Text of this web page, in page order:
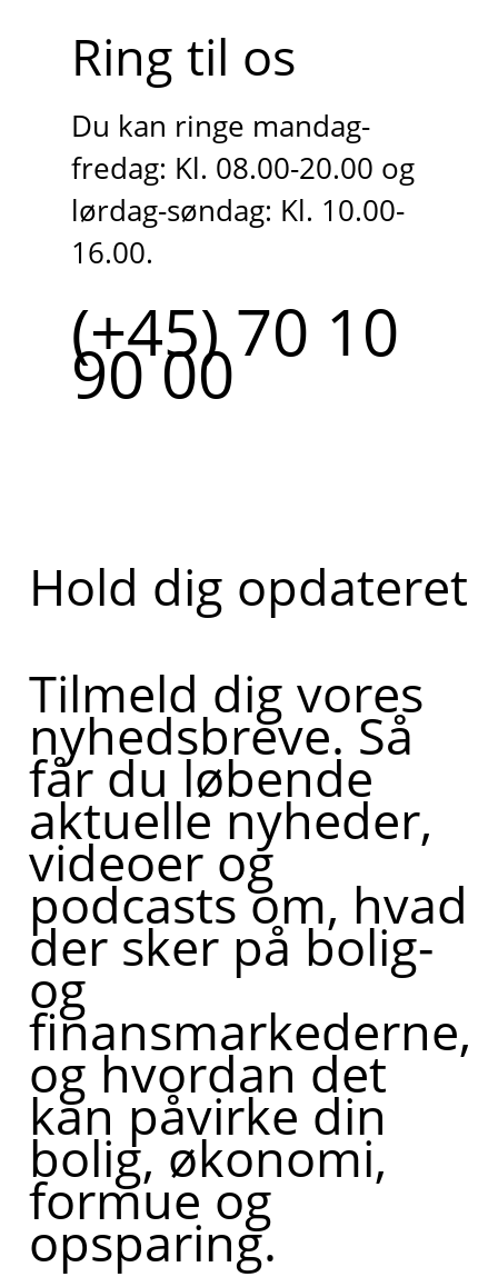
Ring til os
Du kan ringe mandag-
fredag: Kl. 08.00-20.00 og
lørdag-søndag: Kl. 10.00-
16.00.
(+45) 70 10
90 00
Hold dig opdateret
Tilmeld dig vores
nyhedsbreve. Så
får du løbende
aktuelle nyheder,
videoer og
podcasts om, hvad
der sker på bolig-
og
finansmarkederne,
og hvordan det
kan påvirke din
bolig, økonomi,
formue og
opsparing.